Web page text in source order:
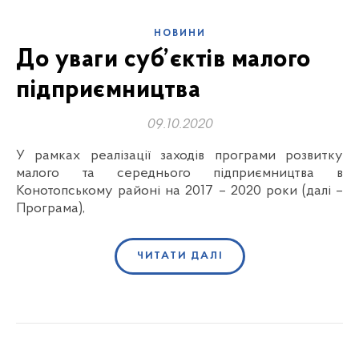
НОВИНИ
До уваги суб’єктів малого
підприємництва
09.10.2020
У рамках реалізації заходів програми розвитку
малого та середнього підприємництва в
Конотопському районі на 2017 – 2020 роки (далі –
Програма),
ЧИТАТИ ДАЛІ